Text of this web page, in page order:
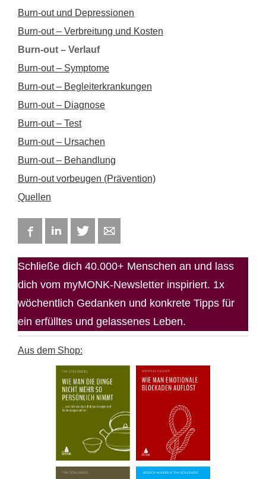
Burn-out und Depressionen
Burn-out – Verbreitung und Kosten
Burn-out – Verlauf
Burn-out – Symptome
Burn-out – Begleiterkrankungen
Burn-out – Diagnose
Burn-out – Test
Burn-out – Ursachen
Burn-out – Behandlung
Burn-out vorbeugen (Prävention)
Quellen
FacebookLinkedIn Twitter
Schließe dich 40.000+ Menschen an und lass
dich vom myMONK-Newsletter inspiriert. 1x
wöchentlich Gedanken und konkrete Tipps für
ein erfülltes und gelassenes Leben.
Aus dem Shop: